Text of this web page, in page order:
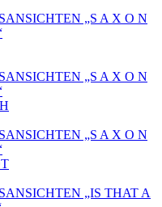
„S A X O N
„S A X O N
„S A X O N
„IS THAT A